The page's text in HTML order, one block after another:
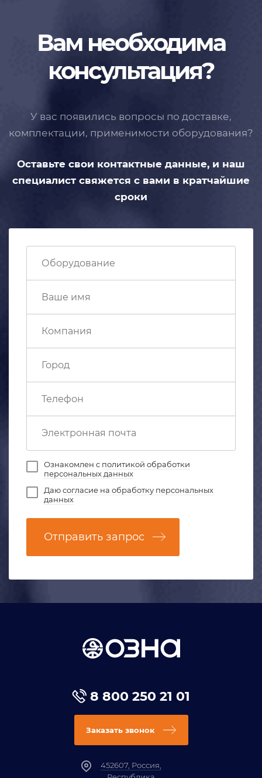
Вам необходима
консультация?
У вас появились вопросы по доставке,
комплектации, применимости оборудования?
Оставьте свои контактные данные, и наш
специалист свяжется с вами в кратчайшие
сроки
Ознакомлен с политикой обработки
персональных данных
Даюсогласие на обработку персональных
данных
Отправить запрос
8 800 250 21 01
Заказать звонок
452607, Россия,